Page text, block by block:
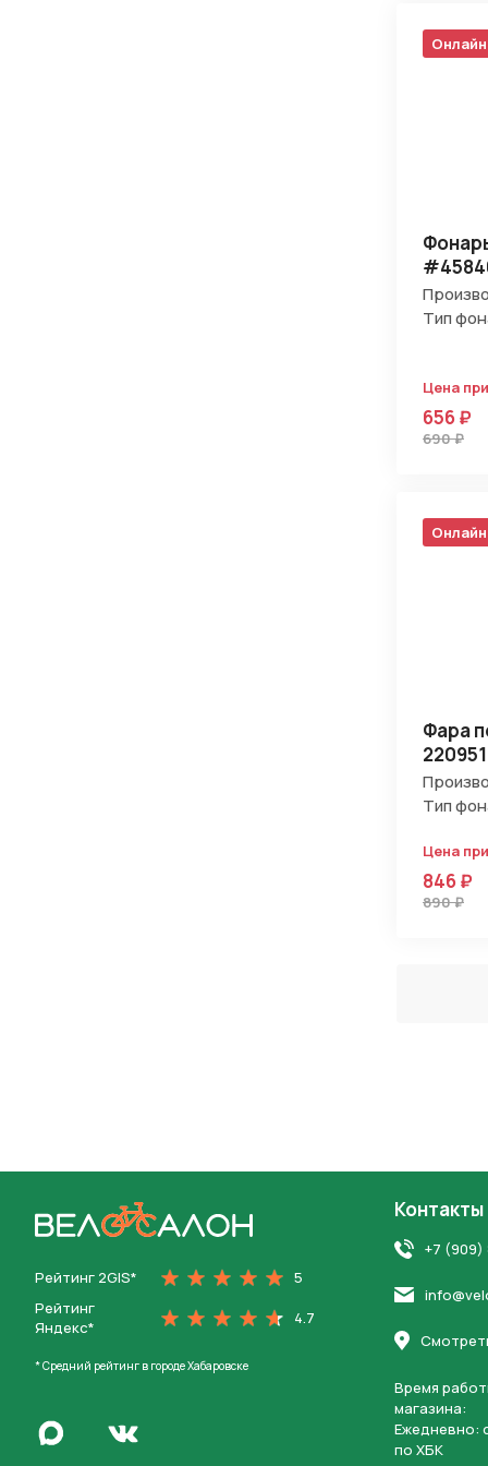
Тип
Цена
656 ₽
690 ₽
Фара
220951
Тип
Цена
846 ₽
890 ₽
Рейтинг 2GIS*
5
Рейтинг
Яндекс*
4.7
* Средний рейтинг в городе Хабаровске
Написать в MaxПерейти во Вконтакте
Контакты
+7 (909)
Время
магазина:
Ежедневно:
по ХБК